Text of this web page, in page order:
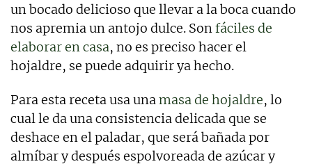
un bocado delicioso que llevar a la boca cuando
nos apremia un antojo dulce. Sonfáciles de
elaborar en casa, no es preciso hacer el
hojaldre, se puede adquirir ya hecho.
Para esta receta usa unamasa de hojaldre, lo
cual le da una consistencia delicada que se
deshace en el paladar, que será bañada por
almíbar y después espolvoreada de azúcar y